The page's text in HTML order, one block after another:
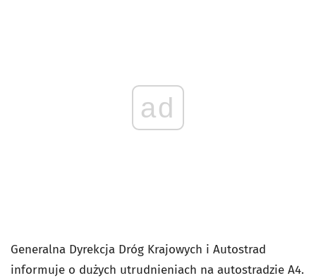
ad
Generalna Dyrekcja Dróg Krajowych i Autostrad
informuje o dużych utrudnieniach na autostradzie A4.